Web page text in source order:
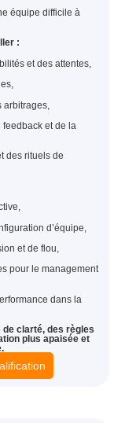
équipe difficile à
:
et des attentes,
feedback et de la
des rituels de
d’équipe,
et de flou,
pour le management
dans la
de clarté, des règles
plus apaisée et